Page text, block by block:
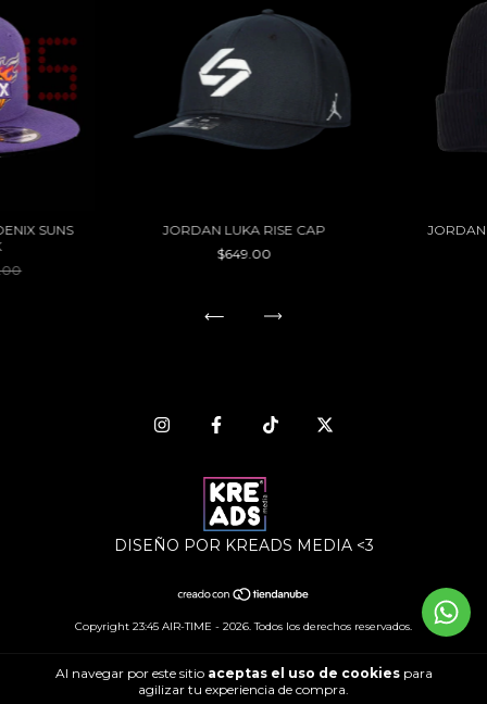
Al navegar por este sitio aceptas el uso de cookiespara
agilizar tu experiencia de compra.
SUNS
JORDAN LUKA RISE CAP
$649.00
DISEÑO POR KREADS MEDIA <3
Copyright 23:45 AIR-TIME - 2026. Todos los derechos reservados.